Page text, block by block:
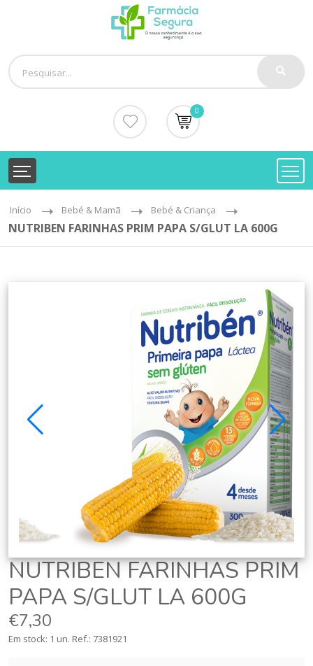
0
Início Bebé & Mamã Bebé & Criança
NUTRIBEN FARINHAS PRIM PAPA S/GLUT LA 600G
NUTRIBEN FARINHAS PRIM
PAPA S/GLUT LA 600G
€7,30
Em stock: 1 un. Ref.: 7381921